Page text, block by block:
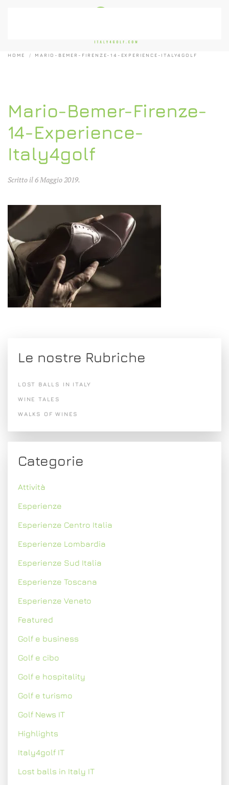
HOME MARIO-BEMER-FIRENZE-14-EXPERIENCE-ITALY4GOLF
Mario-Bemer-Firenze-
14-Experience-
Italy4golf
Scritto il6 Maggio 2019.
Le nostre Rubriche
LOST BALLS IN ITALY
WINE TALES
WALKS OF WINES
Categorie
Attività
Esperienze
Esperienze Centro Italia
Esperienze Lombardia
Esperienze Sud Italia
Esperienze Toscana
Esperienze Veneto
Featured
Golf e business
Golf e cibo
Golf e hospitality
Golf e turismo
Golf News IT
Highlights
Italy4golf IT
Lost balls in Italy IT